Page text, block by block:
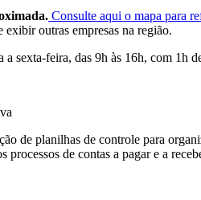
Consulte aqui o mapa para
outras empresas na região.
a sexta-feira, das 9h às 16h, com 1h
de planilhas de controle para
processos de contas a pagar e a